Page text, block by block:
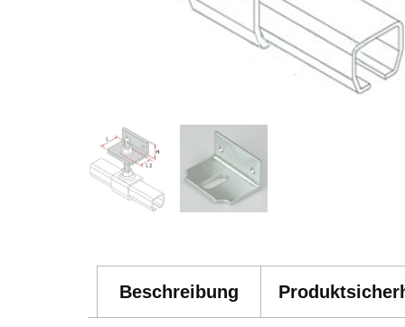
Beschreibung